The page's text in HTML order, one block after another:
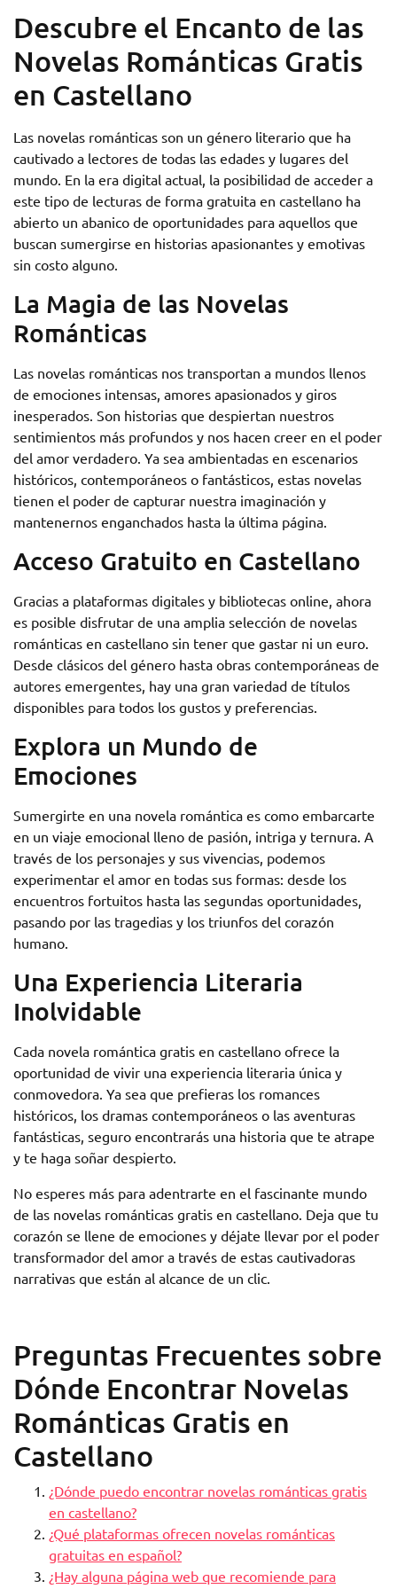
Descubre el Encanto de las
Novelas Románticas Gratis
en Castellano
Las novelas románticas son un género literario que ha
cautivado a lectores de todas las edades y lugares del
mundo. En la era digital actual, la posibilidad de acceder a
este tipo de lecturas de forma gratuita en castellano ha
abierto un abanico de oportunidades para aquellos que
buscan sumergirse en historias apasionantes y emotivas
sin costo alguno.
La Magia de las Novelas
Románticas
Las novelas románticas nos transportan a mundos llenos
de emociones intensas, amores apasionados y giros
inesperados. Son historias que despiertan nuestros
sentimientos más profundos y nos hacen creer en el poder
del amor verdadero. Ya sea ambientadas en escenarios
históricos, contemporáneos o fantásticos, estas novelas
tienen el poder de capturar nuestra imaginación y
mantenernos enganchados hasta la última página.
Acceso Gratuito en Castellano
Gracias a plataformas digitales y bibliotecas online, ahora
es posible disfrutar de una amplia selección de novelas
románticas en castellano sin tener que gastar ni un euro.
Desde clásicos del género hasta obras contemporáneas de
autores emergentes, hay una gran variedad de títulos
disponibles para todos los gustos y preferencias.
Explora un Mundo de
Emociones
Sumergirte en una novela romántica es como embarcarte
en un viaje emocional lleno de pasión, intriga y ternura. A
través de los personajes y sus vivencias, podemos
experimentar el amor en todas sus formas: desde los
encuentros fortuitos hasta las segundas oportunidades,
pasando por las tragedias y los triunfos del corazón
humano.
Una Experiencia Literaria
Inolvidable
Cada novela romántica gratis en castellano ofrece la
oportunidad de vivir una experiencia literaria única y
conmovedora. Ya sea que prefieras los romances
históricos, los dramas contemporáneos o las aventuras
fantásticas, seguro encontrarás una historia que te atrape
y te haga soñar despierto.
No esperes más para adentrarte en el fascinante mundo
de las novelas románticas gratis en castellano. Deja que tu
corazón se llene de emociones y déjate llevar por el poder
transformador del amor a través de estas cautivadoras
narrativas que están al alcance de un clic.
Preguntas Frecuentes sobre
Dónde Encontrar Novelas
Románticas Gratis en
Castellano
¿Dónde puedo encontrar novelas románticas gratis
en castellano?
¿Qué plataformas ofrecen novelas románticas
gratuitas en español?
¿Hay alguna página web que recomiende para